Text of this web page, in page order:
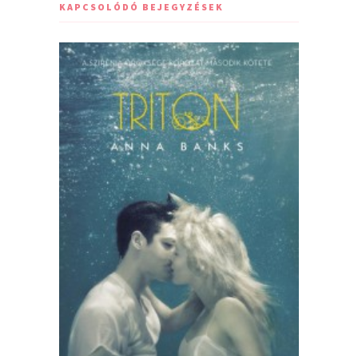
KAPCSOLÓDÓ BEJEGYZÉSEK